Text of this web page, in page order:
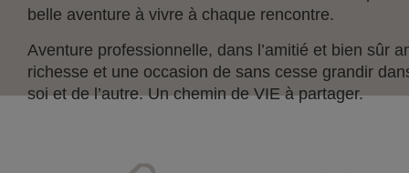
belle aventure à vivre à chaque rencontre.
Aventure professionnelle, dans l’amitié et bien sûr
richesse et une occasion de sans cesse grandir
soi et de l’autre. Un chemin de VIE à partager.